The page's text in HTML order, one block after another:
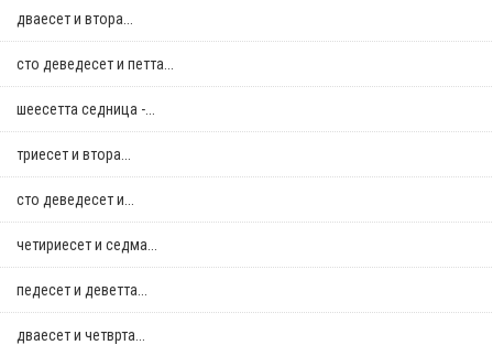
дваесет и втора...
сто деведесет и петта...
шеесетта седница -...
триесет и втора...
сто деведесет и...
четириесет и седма...
педесет и деветта...
дваесет и четврта...